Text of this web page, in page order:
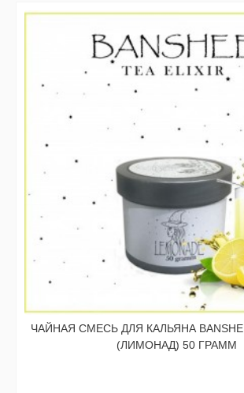
ЧАЙНАЯ СМЕСЬ ДЛЯ КАЛЬЯНА
(ЛИМОНАД) 50 ГРАММ